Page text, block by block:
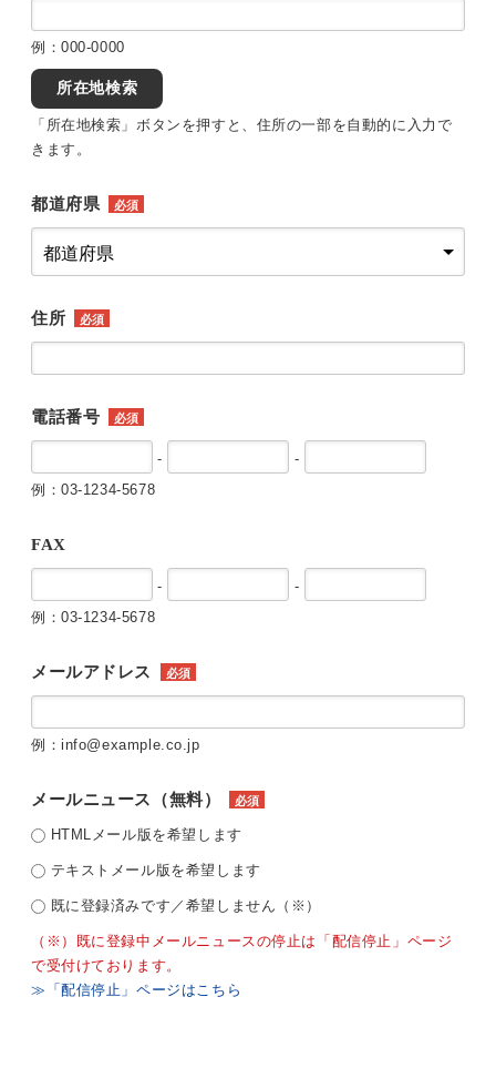
例：000-0000
所在地検索
「所在地検索」ボタンを押すと、住所の一部を自動的に入力で
きます。
都道府県 必須
住所 必須
電話番号 必須
-
-
例：03-1234-5678
FAX
-
-
例：03-1234-5678
メールアドレス 必須
例：info@example.co.jp
メールニュース（無料） 必須
HTMLメール版を希望します
テキストメール版を希望します
既に登録済みです／希望しません（※）
（※）既に登録中メールニュースの停止は「配信停止」ページ
で受付けております。
≫「配信停止」ページはこちら